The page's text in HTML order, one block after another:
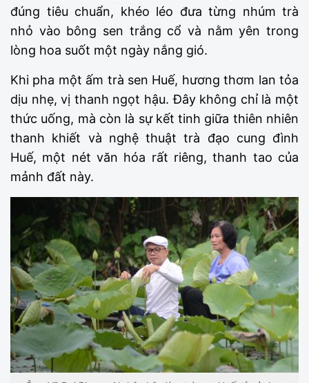
đúng tiêu chuẩn, khéo léo đưa từng nhúm trà
nhỏ vào bông sen trắng cổ và nằm yên trong
lòng hoa suốt một ngày nắng gió.
Khi pha một ấm trà sen Huế, hương thơm lan tỏa
dịu nhẹ, vị thanh ngọt hậu. Đây không chỉ là một
thức uống, mà còn là sự kết tinh giữa thiên nhiên
thanh khiết và nghệ thuật trà đạo cung đình
Huế, một nét văn hóa rất riêng, thanh tao của
mảnh đất này.